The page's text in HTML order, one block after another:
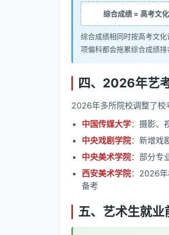
综合成绩 = 高考文
综合成绩相同时按高考文
项偏科都会拖累综合成绩排
四、2026年艺
2026年多所院校调整了校
中国传媒大学：摄影、
中央戏剧学院：新增戏
中央美术学院：部分专
西安美术学院：2026
备考
五、艺术生就业